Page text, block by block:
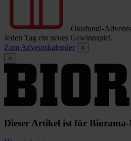
Ökofundi-
Jeden Tag ein neues Gewinnspiel.
Zum Adventskalender
×
×
Dieser Artikel ist für